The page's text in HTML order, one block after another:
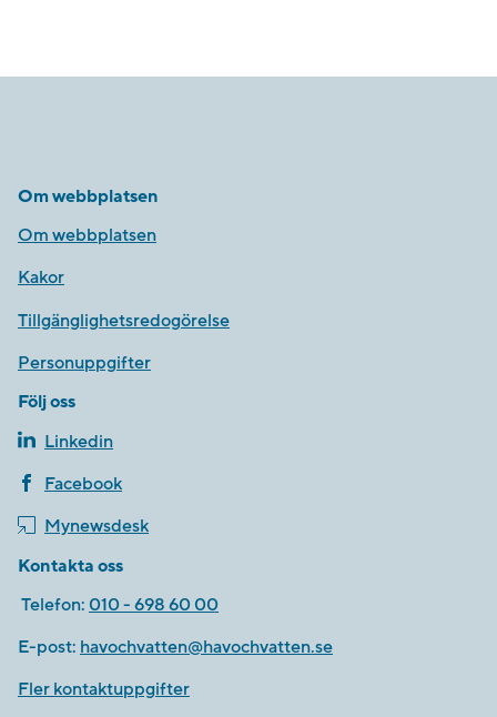
Om webbplatsen
Om webbplatsen
Kakor
Tillgänglighetsredogörelse
Personuppgifter
Följ oss
Linkedin
Facebook
Mynewsdesk
Kontakta oss
Telefon: 010 - 698 60 00
E-post: havochvatten@havochvatten.se
Fler kontaktuppgifter